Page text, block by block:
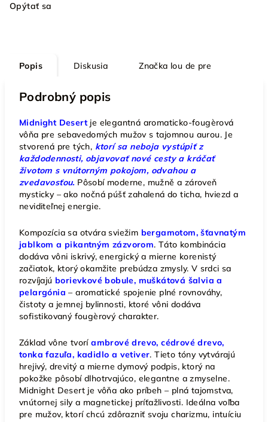
Opýtať sa
Popis Diskusia Značka lou de pre
Podrobný popis
Midnight Desert je elegantná aromaticko-fougèrová
vôňa pre sebavedomých mužov s tajomnou aurou. Je
stvorená pre tých, ktorí sa neboja vystúpiť z
každodennosti, objavovať nové cesty a kráčať
životom s vnútorným pokojom, odvahou a
zvedavosťou. Pôsobí moderne, mužně a zároveň
mysticky – ako nočná púšť zahalená do ticha, hviezd a
neviditeľnej energie.
Kompozícia sa otvára sviežim bergamotom, šťavnatým
jablkom a pikantným zázvorom. Táto kombinácia
dodáva vôni iskrivý, energický a mierne korenistý
začiatok, ktorý okamžite prebúdza zmysly. V srdci sa
rozvíjajú borievkové bobule, muškátová šalvia a
pelargónia – aromatické spojenie plné rovnováhy,
čistoty a jemnej bylinnosti, ktoré vôni dodáva
sofistikovaný fougèrový charakter.
Základ vône tvoríambrové drevo, cédrové drevo,
tonka fazuľa, kadidlo a vetiver. Tieto tóny vytvárajú
hrejivý, drevitý a mierne dymový podpis, ktorý na
pokožke pôsobí dlhotrvajúco, elegantne a zmyselne.
Midnight Desert je vôňa ako príbeh – plná tajomstva,
vnútornej sily a magnetickej príťažlivosti. Ideálna voľba
pre mužov, ktorí chcú zdôrazniť svoju charizmu, intuíciu